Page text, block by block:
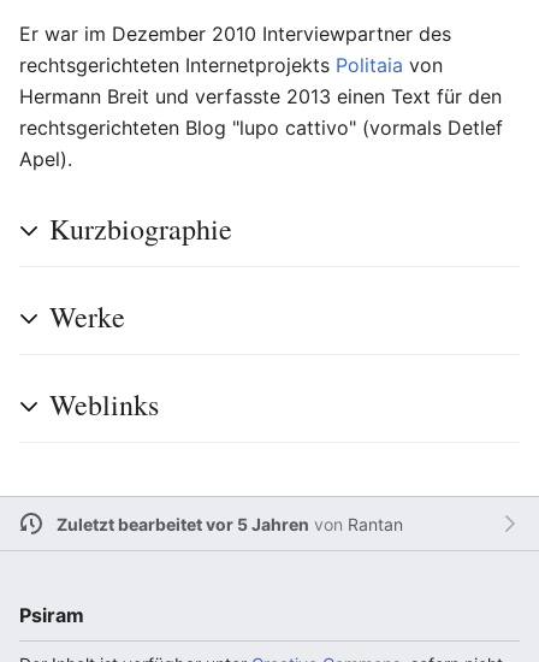
Er war im Dezember 2010 Interviewpartner des
rechtsgerichteten Internetprojekts Politaia von
Hermann Breit und verfasste 2013 einen Text für den
rechtsgerichteten Blog "lupo cattivo" (vormals Detlef
Apel).
Kurzbiographie
Werke
Weblinks
Zuletzt bearbeitet vor 5 Jahren von Rantan
Psiram